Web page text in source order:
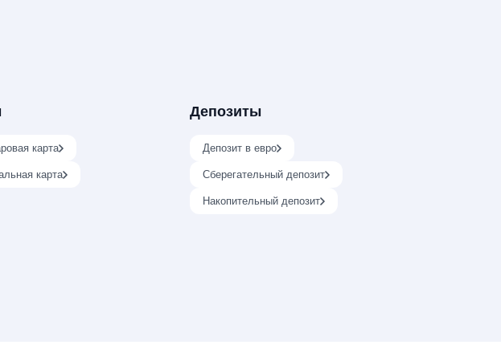
карта
карта
Депозиты
Депозит в евро
Сберегательный депозит
Накопительный депозит